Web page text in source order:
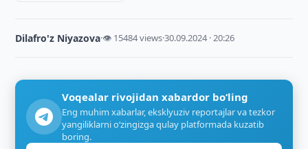
Dilafro'z Niyazova·👁 15484 views·30.09.2024 · 20:26
Voqealar rivojidan xabardor bo‘ling
Eng muhim xabarlar, eksklyuziv reportajlar va tezkor
yangiliklarni o‘zingizga qulay platformada kuzatib
boring.